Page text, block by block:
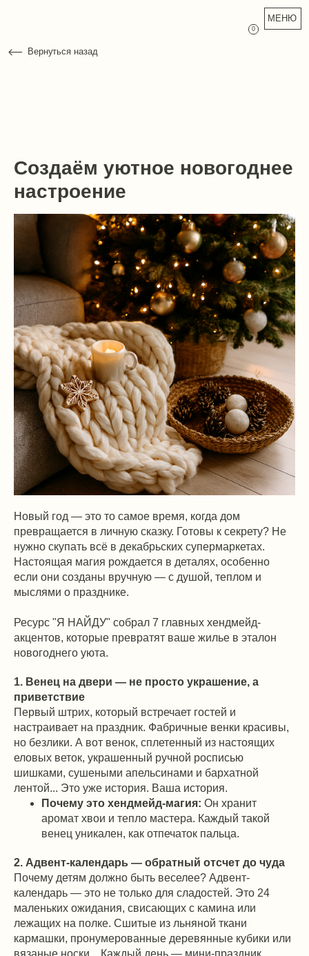
МЕНЮ
Вернуться назад
Создаём уютное новогоднее
настроение
Новый год — это то самое время, когда дом
превращается в личную сказку. Готовы к секрету? Не
нужно скупать всё в декабрьских супермаркетах.
Настоящая магия рождается в деталях, особенно
если они созданы вручную — с душой, теплом и
мыслями о празднике.
Ресурс "Я НАЙДУ" собрал 7 главных хендмейд-
акцентов, которые превратят ваше жилье в эталон
новогоднего уюта.
1. Венец на двери — не просто украшение, а
приветствие
Первый штрих, который встречает гостей и
настраивает на праздник. Фабричные венки красивы,
но безлики. А вот венок, сплетенный из настоящих
еловых веток, украшенный ручной росписью
шишками, сушеными апельсинами и бархатной
лентой... Это уже история. Ваша история.
Почему это хендмейд-магия: Он хранит
аромат хвои и тепло мастера. Каждый такой
венец уникален, как отпечаток пальца.
2. Адвент-календарь — обратный отсчет до чуда
Почему детям должно быть веселее? Адвент-
календарь — это не только для сладостей. Это 24
маленьких ожидания, свисающих с камина или
лежащих на полке. Сшитые из льняной ткани
кармашки, пронумерованные деревянные кубики или
вязаные носки... Каждый день — мини-праздник.